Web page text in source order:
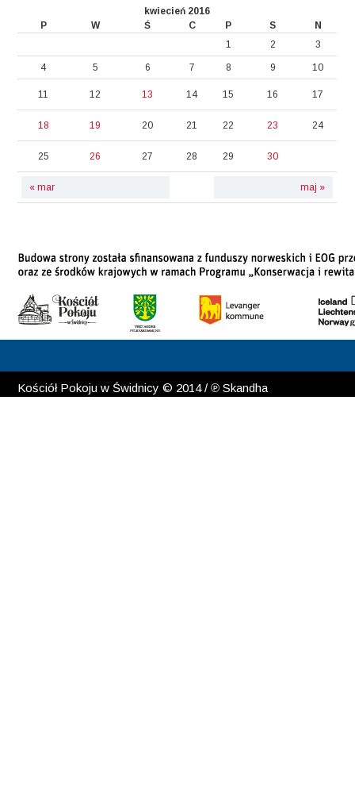
kwiecień 2016
P
W Ś C P S N
« mar maj »
1 2 3
4 5 6 7 8 9 10
11 12 13 14 15 16 17
18 19 20 21 22 23 24
25 26 27 28 29 30
Kościół Pokoju w Świdnicy © 2014 / ℗ Skandha